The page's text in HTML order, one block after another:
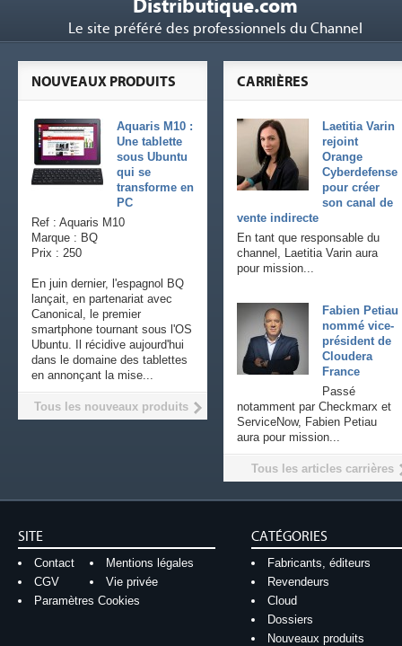
Distributique.com
Le site préféré des professionnels du Channel
CARRIÈRES
Laetitia Varin
rejoint
Orange
Cyberdefense
pour créer
son canal de
vente indirecte
En tant que responsable du
channel, Laetitia Varin aura
pour mission...
Fabien Petiau
nommé vice-
président de
Cloudera
France
Passé
notamment par Checkmarx et
ServiceNow, Fabien Petiau
aura pour mission...
Tous les articles carrières
NOUVEAUX PRODUITS
Aquaris M10 :
Une tablette
sous Ubuntu
qui se
transforme en
PC
Ref : Aquaris M10
Marque : BQ
Prix : 250
En juin dernier, l'espagnol BQ
lançait, en partenariat avec
Canonical, le premier
smartphone tournant sous l'OS
Ubuntu. Il récidive aujourd'hui
dans le domaine des tablettes
en annonçant la mise...
Tous les nouveaux produits
SITE
Contact
Mentions légales
CGV
Vie privée
Paramètres Cookies
CATÉGORIES
Fabricants, éditeurs
Revendeurs
Cloud
Dossiers
Nouveaux produits